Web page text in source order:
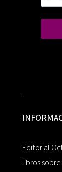
Editorial
libros